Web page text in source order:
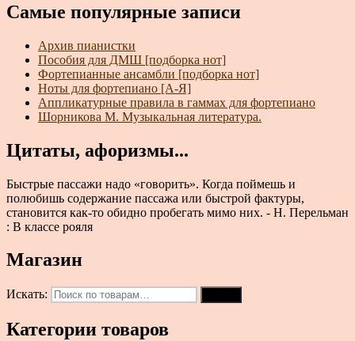
Самые популярные записи
Архив пианистки
Пособия для ДМШ [подборка нот]
Фортепианные ансамбли [подборка нот]
Ноты для фортепиано [А-Я]
Аппликатурные правила в гаммах для фортепиано
Шорникова М. Музыкальная литература.
Цитаты, афоризмы...
Быстрые пассажи надо «говорить». Когда поймешь и
полюбишь содержание пассажа или быстрой фактуры,
становится как-то обидно пробегать мимо них. - Н. Перельман
: В классе рояля
Магазин
Искать:
Категории товаров